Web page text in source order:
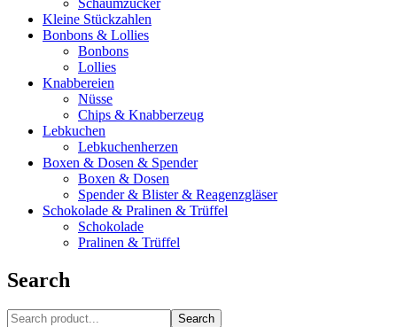
Kleine Stückzahlen
Bonbons & Lollies
Bonbons
Lollies
Knabbereien
Nüsse
Chips & Knabberzeug
Lebkuchen
Lebkuchenherzen
Boxen & Dosen & Spender
Boxen & Dosen
Spender & Blister & Reagenzgläser
Schokolade & Pralinen & Trüffel
Schokolade
Pralinen & Trüffel
Search
Search